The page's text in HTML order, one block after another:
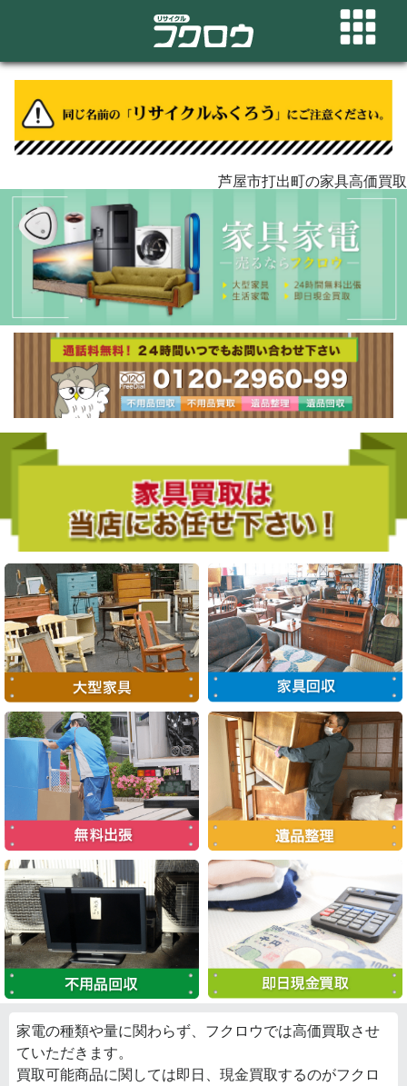
芦屋市打出町の家具高価買取
家電の種類や量に関わらず、フクロウでは高価買取させ
ていただきます。
買取可能商品に関しては即日、現金買取するのがフクロ